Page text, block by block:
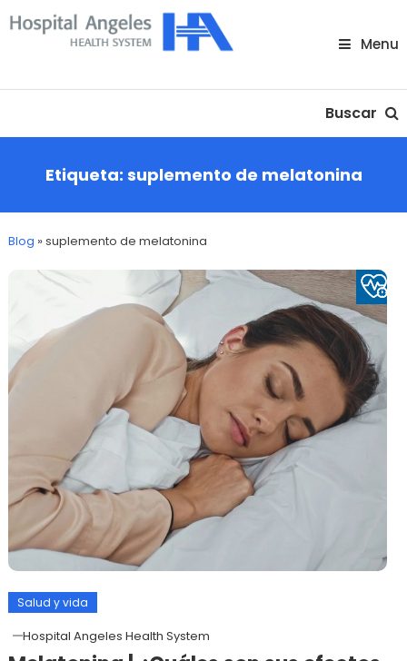
Skip
To
Menu
Buscar
Etiqueta: suplemento de melatonina
Blog »suplemento de melatonina
Salud y vida
Hospital Angeles Health System